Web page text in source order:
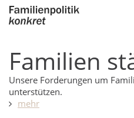
Familien
Unsere Forderungen um
unterstützen.
mehr